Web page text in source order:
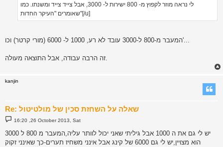
לי נראה מוזר לקפוץ מ- 800 ישירות ל- 3000, אבל צייד צייד ומשנתו. כמו
שאומרים "העיקר החדות"[/u]
המעבר מ-800 ל-3000 עובד לא רע, 1000 ל- 6000 (מורי קרטר) וכו'...
kanjin
Re: שאלה על השחזת סכין של מולטיטול
P
o
s
t
16:20 ,26 October 2013, Sat
יש לי גם את ה 1000 אבל גיליתי שאני יכול לוותר עליה,המעבר מ 800 ל 3000
הוא מצויין,יש לי גם 6000 של קינג אבל אינני משחיז תערים-כך שאינני זקוק